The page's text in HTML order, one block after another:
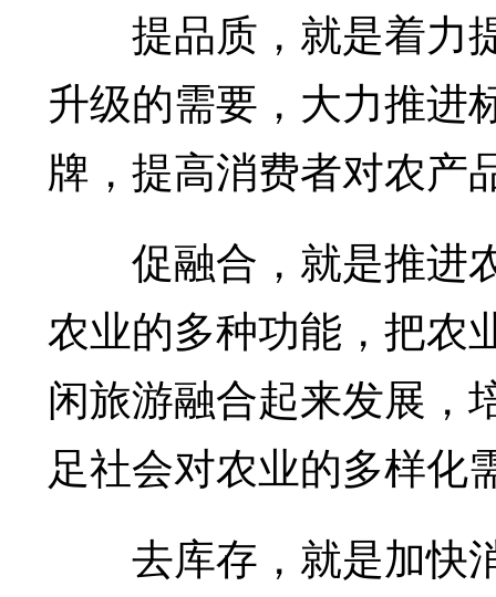
提品质，就是着力
升级的需要，大力推进
牌，提高消费者对农产
促融合，就是推进
农业的多种功能，把农
闲旅游融合起来发展，
足社会对农业的多样化
去库存，就是加快